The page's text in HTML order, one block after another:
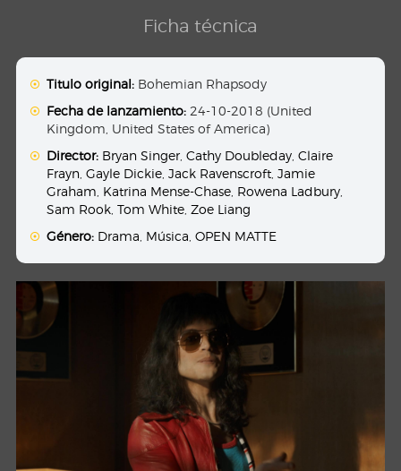
Ficha técnica
Titulo original: Bohemian Rhapsody
Fecha de lanzamiento: 24-10-2018 (United
Kingdom, United States of America)
Director: Bryan Singer ,Cathy Doubleday ,Claire
Frayn ,Gayle Dickie ,Jack Ravenscroft ,Jamie
Graham Katrina Mense-Chase Rowena Ladbury
Sam Rook ,Tom White ,Zoe Liang
Género: Drama Música ,OPEN MATTE